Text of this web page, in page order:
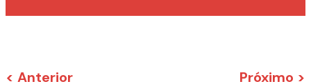
< Anterior Próximo >